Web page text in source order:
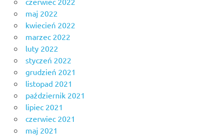
maj 2022
kwiecień 2022
marzec 2022
luty 2022
styczeń 2022
grudzień 2021
listopad 2021
październik 2021
lipiec 2021
czerwiec 2021
maj 2021